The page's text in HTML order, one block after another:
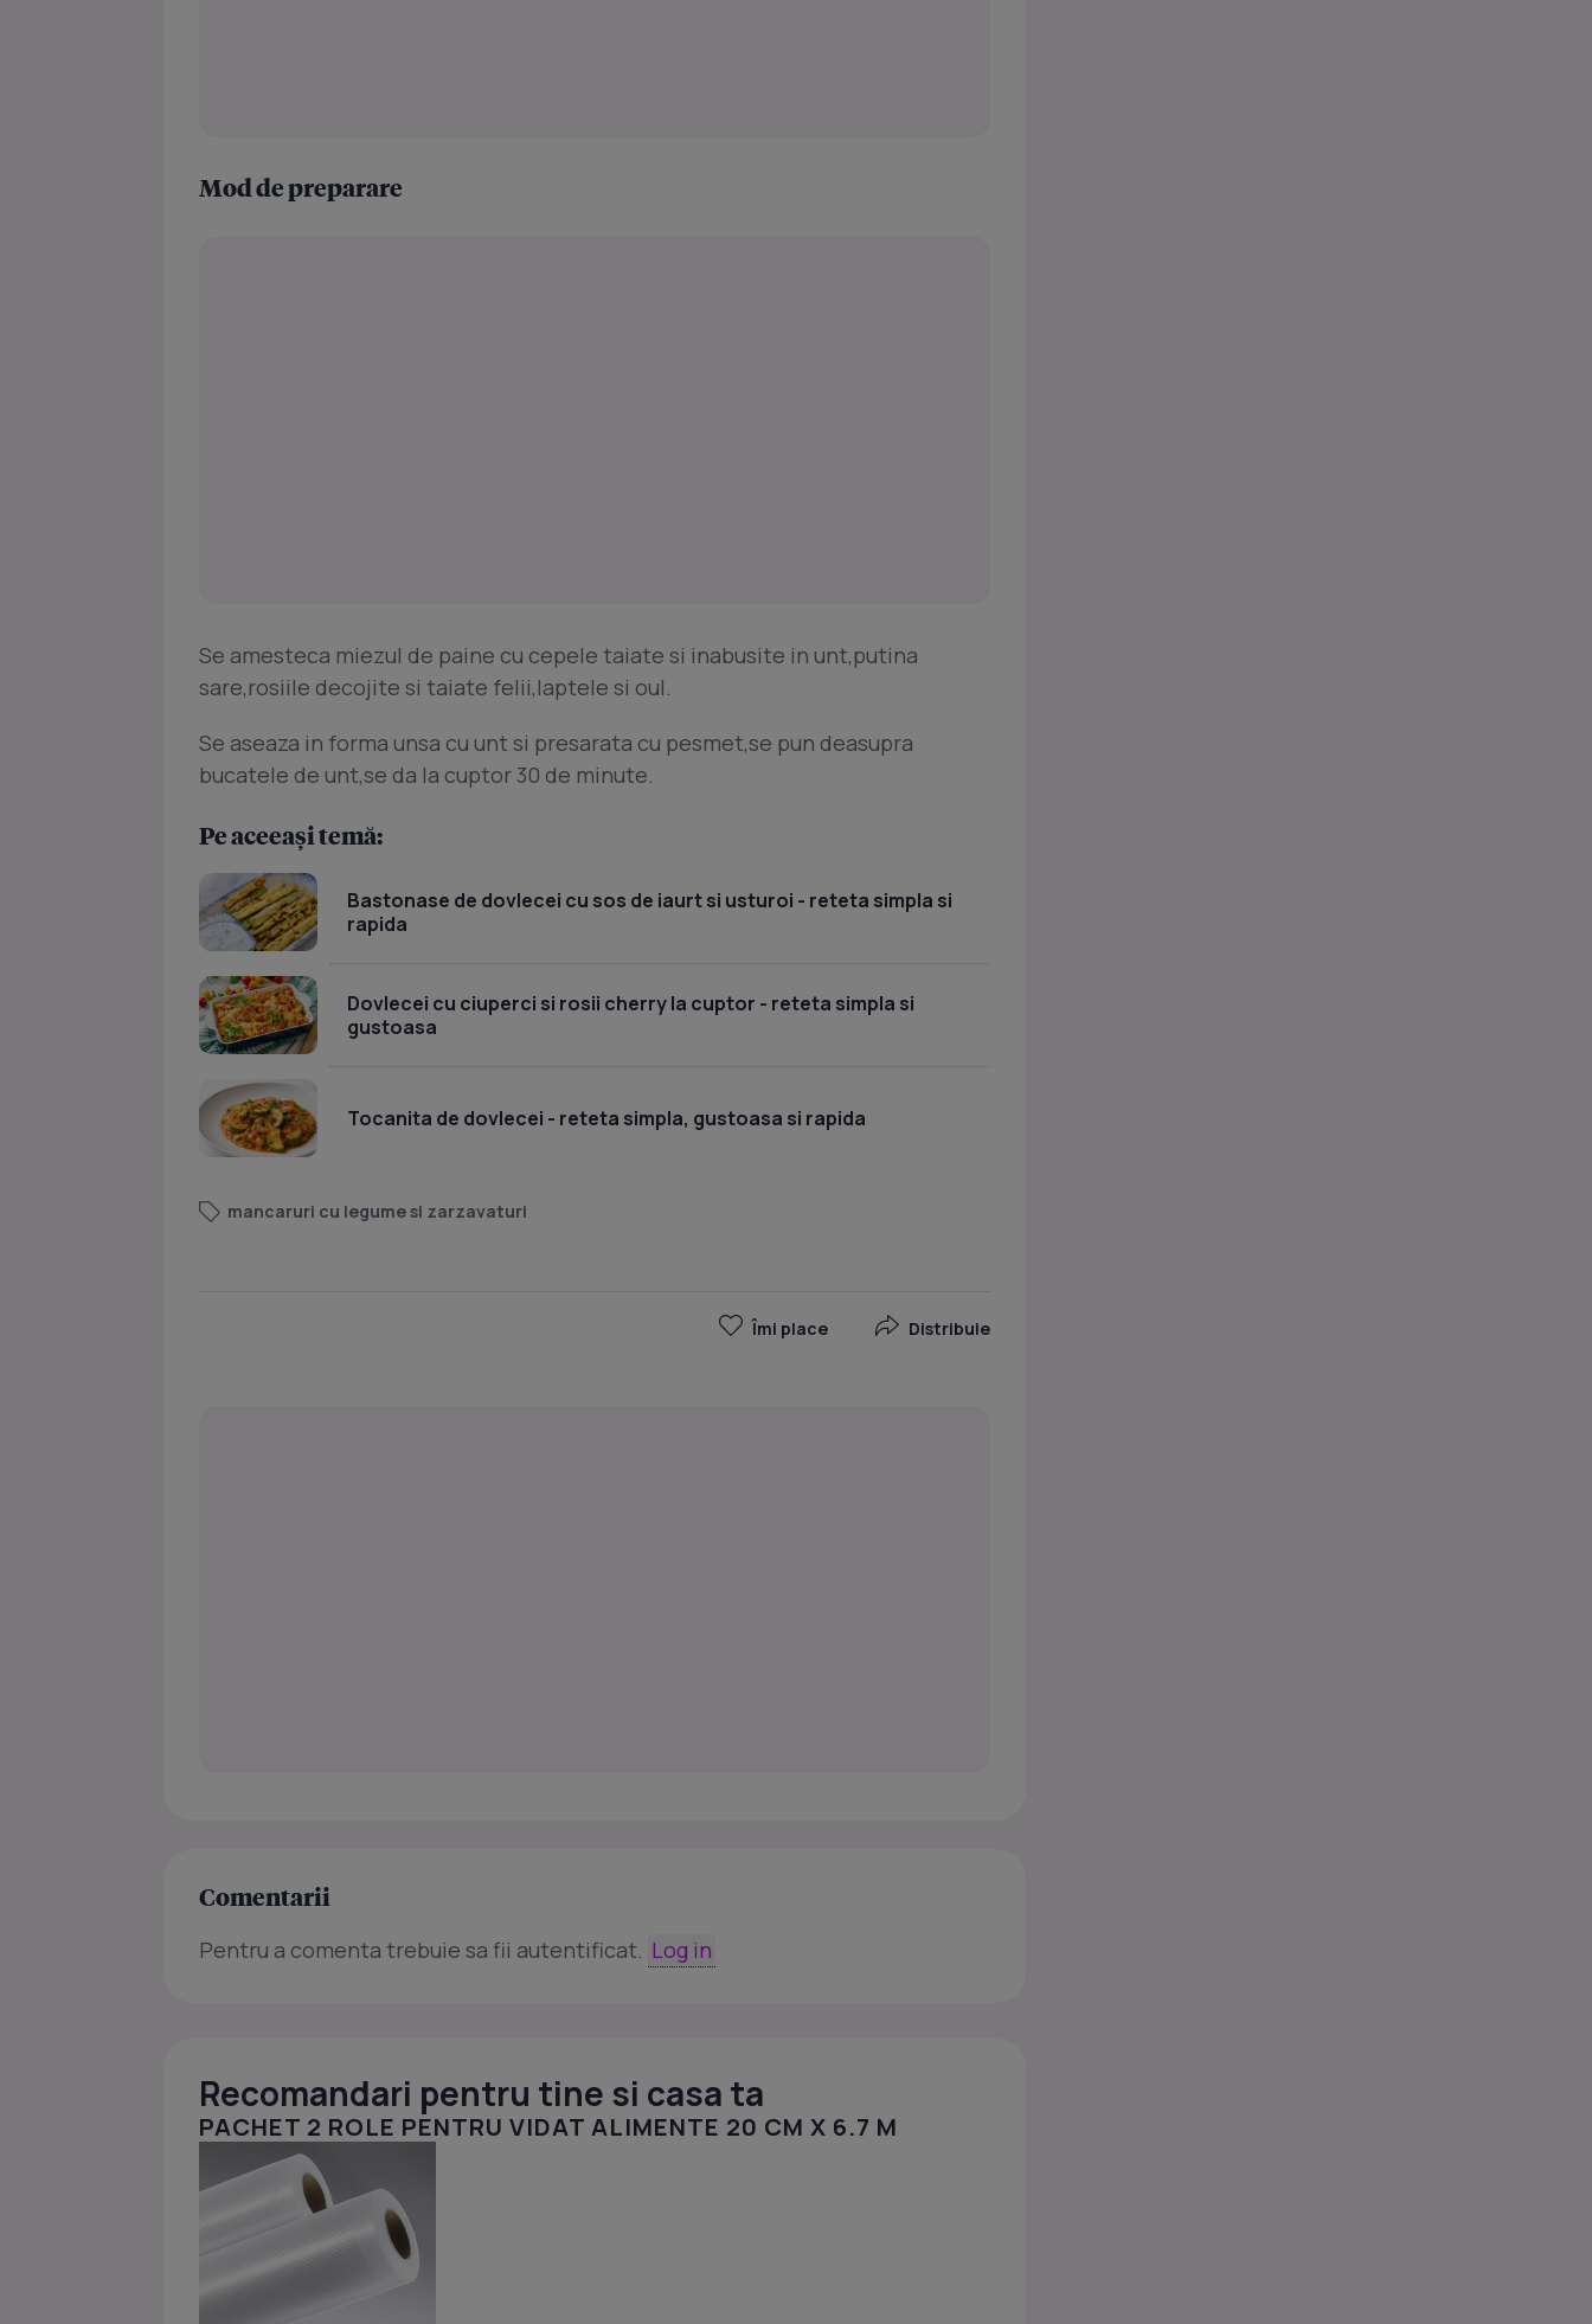
Mod de preparare
Se amesteca miezul de paine cu cepele taiate si inabusite in unt,putina
sare,rosiile decojite si taiate felii,laptele si oul.
Se aseaza in forma unsa cu unt si presarata cu pesmet,se pun deasupra
bucatele de unt,se da la cuptor 30 de minute.
Pe aceeași temă:
Bastonase de dovlecei cu sos de iaurt si usturoi - reteta simpla si
rapida
Dovlecei cu ciuperci si rosii cherry la cuptor - reteta simpla si
gustoasa
Tocanita de dovlecei - reteta simpla, gustoasa si rapida
mancaruri cu legume si zarzavaturi
Îmi place Distribuie
Comentarii
Pentru a comenta trebuie sa fii autentificat. Log in
Recomandari pentru tine si casa ta
PACHET 2 ROLE PENTRU VIDAT ALIMENTE 20 CM X 6.7 M